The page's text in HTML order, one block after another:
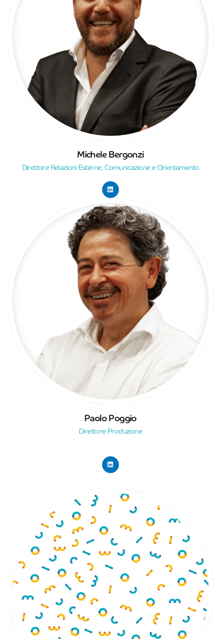
Michele Bergonzi
Direttore Relazioni Esterne, Comunicazione e Orientamento
Paolo Poggio
Direttore Produzione